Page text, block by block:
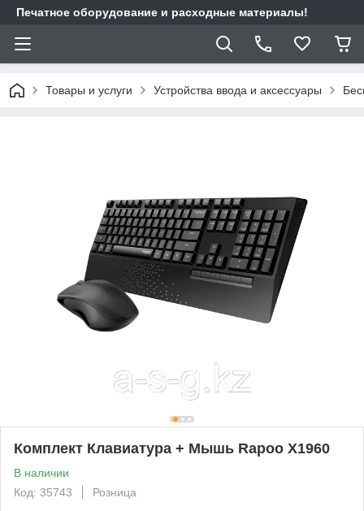
Печатное оборудование и расходные материалы!
Товары и услуги Устройства ввода и аксессуары
Комплект Клавиатура + Мышь Rapoo X1960
В наличии
Код: 35743
Розница